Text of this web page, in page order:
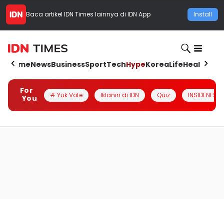
Baca artikel IDN Times lainnya di IDN App Install
HomeNewsBusinessSportTechHypeKoreaLifeHealth
For
You
# Yuk Vote Iklanin di IDN Quiz INSIDENESIA